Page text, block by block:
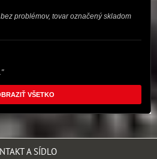
problémov, tovar označený skladom
VŠETKO
A SÍDLO